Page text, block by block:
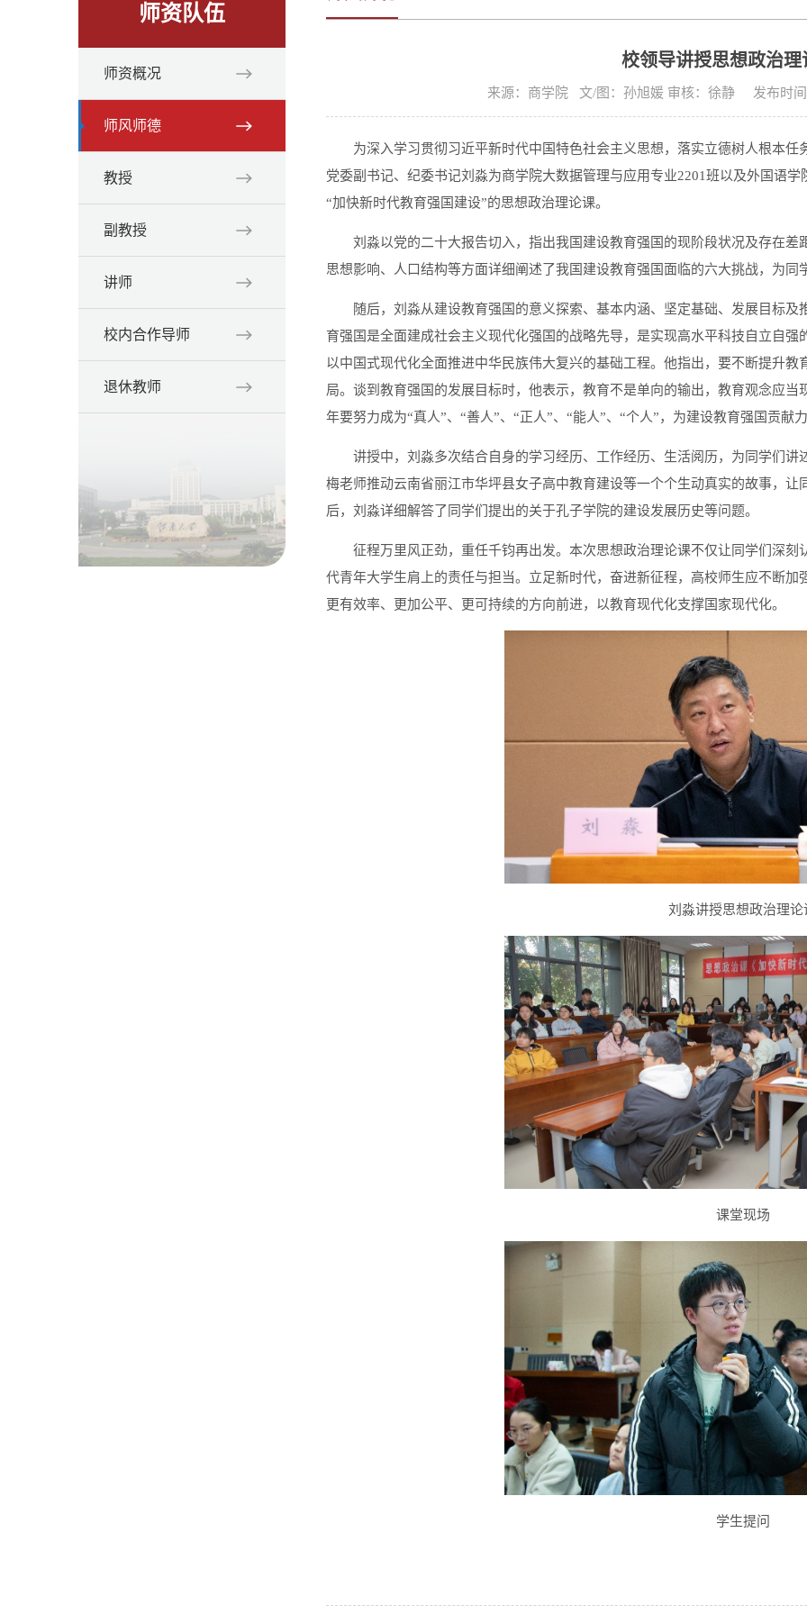
师资队伍
师资概况
师风师德
教授
副教授
讲师
校内合作导师
退休教师
校领导讲授思想政治理
来源：商学院 文/图：孙旭媛 审核：徐静 发布时
为深入学习贯彻习近平新时代中国特色社会主义思想，落实立德树人根本
党委副书记、纪委书记刘淼为商学院大数据管理与应用专业2201班以及外国语
“加快新时代教育强国建设”的思想政治理论课。
刘淼以党的二十大报告切入，指出我国建设教育强国的现阶段状况及存在
思想影响、人口结构等方面详细阐述了我国建设教育强国面临的六大挑战，为同
随后，刘淼从建设教育强国的意义探索、基本内涵、坚定基础、发展目标
育强国是全面建成社会主义现代化强国的战略先导，是实现高水平科技自立自
以中国式现代化全面推进中华民族伟大复兴的基础工程。他指出，要不断提升
局。谈到教育强国的发展目标时，他表示，教育不是单向的输出，教育观念应
年要努力成为“真人”、“善人”、“正人”、“能人”、“个人”，为建设教育强国贡献
讲授中，刘淼多次结合自身的学习经历、工作经历、生活阅历，为同学们
梅老师推动云南省丽江市华坪县女子高中教育建设等一个个生动真实的故事，
后，刘淼详细解答了同学们提出的关于孔子学院的建设发展历史等问题。
征程万里风正劲，重任千钧再出发。本次思想政治理论课不仅让同学们深
代青年大学生肩上的责任与担当。立足新时代，奋进新征程，高校师生应不断
更有效率、更加公平、更可持续的方向前进，以教育现代化支撑国家现代化。
刘淼讲授思想政治理论
课堂现场
学生提问